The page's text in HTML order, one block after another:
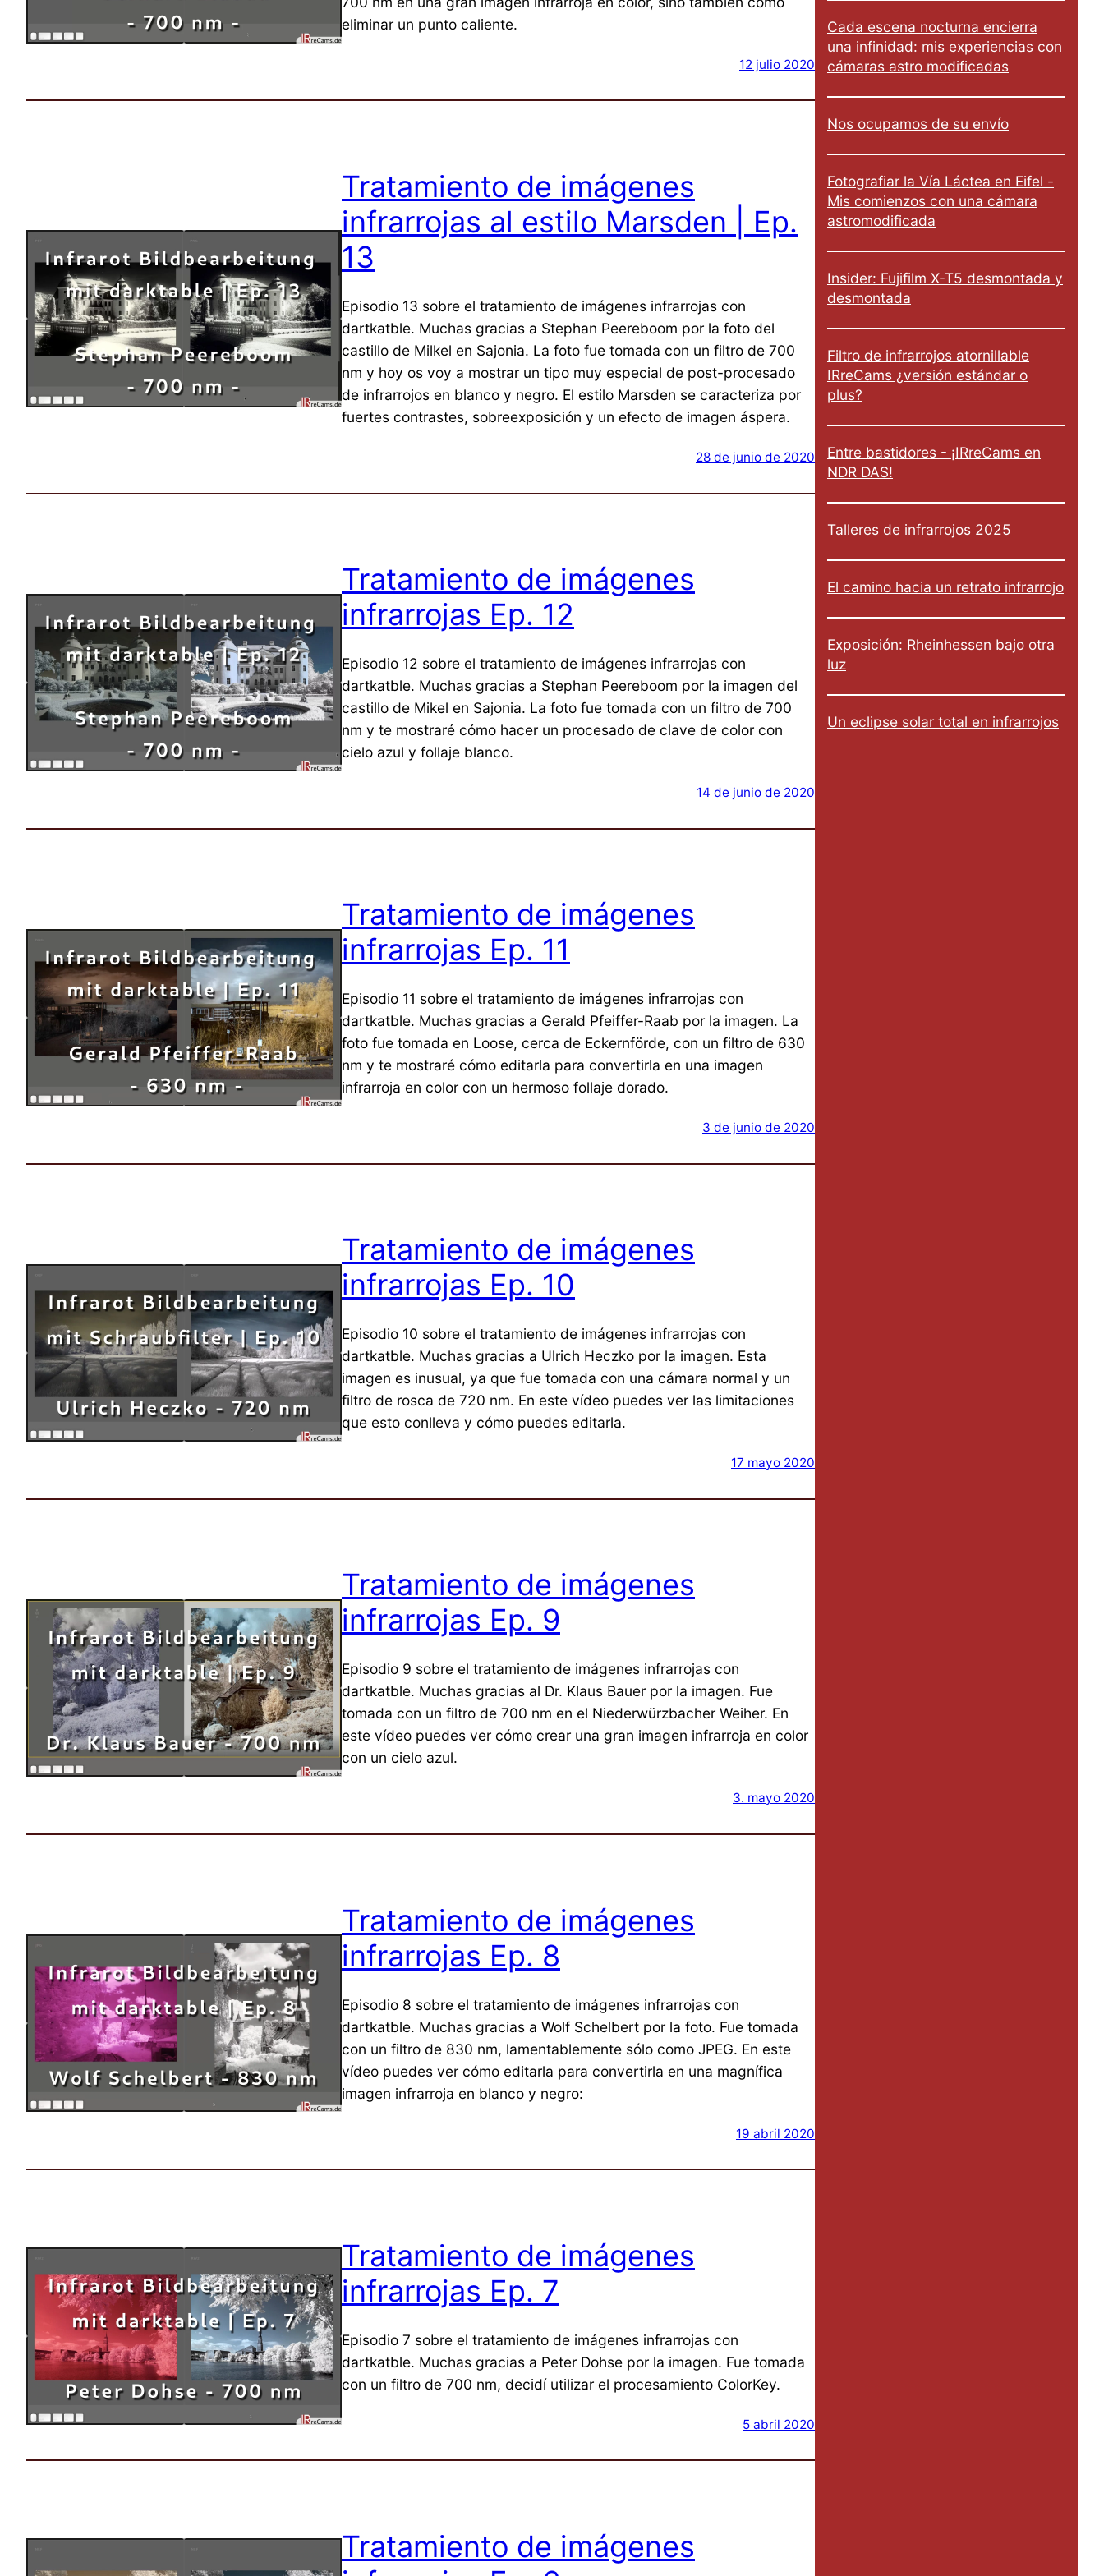
eliminar un punto caliente.
12 julio 2020
Tratamiento de imágenes
infrarrojas al estilo Marsden | Ep.
13
Episodio 13 sobre el tratamiento de imágenes infrarrojas con
dartkatble. Muchas gracias a Stephan Peereboom por la foto del
castillo de Milkel en Sajonia. La foto fue tomada con un filtro de 700
nm y hoy os voy a mostrar un tipo muy especial de post-procesado
de infrarrojos en blanco y negro. El estilo Marsden se caracteriza por
fuertes contrastes, sobreexposición y un efecto de imagen áspera.
28 de junio de 2020
Tratamiento de imágenes
infrarrojas Ep. 12
Episodio 12 sobre el tratamiento de imágenes infrarrojas con
dartkatble. Muchas gracias a Stephan Peereboom por la imagen del
castillo de Mikel en Sajonia. La foto fue tomada con un filtro de 700
nm y te mostraré cómo hacer un procesado de clave de color con
cielo azul y follaje blanco.
14 de junio de 2020
Tratamiento de imágenes
infrarrojas Ep. 11
Episodio 11 sobre el tratamiento de imágenes infrarrojas con
dartkatble. Muchas gracias a Gerald Pfeiffer-Raab por la imagen. La
foto fue tomada en Loose, cerca de Eckernförde, con un filtro de 630
nm y te mostraré cómo editarla para convertirla en una imagen
infrarroja en color con un hermoso follaje dorado.
3 de junio de 2020
Tratamiento de imágenes
infrarrojas Ep. 10
Episodio 10 sobre el tratamiento de imágenes infrarrojas con
dartkatble. Muchas gracias a Ulrich Heczko por la imagen. Esta
imagen es inusual, ya que fue tomada con una cámara normal y un
filtro de rosca de 720 nm. En este vídeo puedes ver las limitaciones
que esto conlleva y cómo puedes editarla.
17 mayo 2020
Tratamiento de imágenes
infrarrojas Ep. 9
Episodio 9 sobre el tratamiento de imágenes infrarrojas con
dartkatble. Muchas gracias al Dr. Klaus Bauer por la imagen. Fue
tomada con un filtro de 700 nm en el Niederwürzbacher Weiher. En
este vídeo puedes ver cómo crear una gran imagen infrarroja en color
con un cielo azul.
3. mayo 2020
Tratamiento de imágenes
infrarrojas Ep. 8
Episodio 8 sobre el tratamiento de imágenes infrarrojas con
dartkatble. Muchas gracias a Wolf Schelbert por la foto. Fue tomada
con un filtro de 830 nm, lamentablemente sólo como JPEG. En este
vídeo puedes ver cómo editarla para convertirla en una magnífica
imagen infrarroja en blanco y negro:
19 abril 2020
Tratamiento de imágenes
infrarrojas Ep. 7
Episodio 7 sobre el tratamiento de imágenes infrarrojas con
dartkatble. Muchas gracias a Peter Dohse por la imagen. Fue tomada
con un filtro de 700 nm, decidí utilizar el procesamiento ColorKey.
5 abril 2020
Tratamiento de imágenes
Cada escena nocturna encierra
una infinidad: mis experiencias con
cámaras astro modificadas
Nos ocupamos de su envío
Fotografiar la Vía Láctea en Eifel -
Mis comienzos con una cámara
astromodificada
Insider: Fujifilm X-T5 desmontada y
desmontada
Filtro de infrarrojos atornillable
IRreCams ¿versión estándar o
plus?
Entre bastidores - ¡IRreCams en
NDR DAS!
Talleres de infrarrojos 2025
El camino hacia un retrato infrarrojo
Exposición: Rheinhessen bajo otra
luz
Un eclipse solar total en infrarrojos